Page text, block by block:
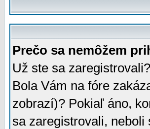
Prečo sa nemôžem
Už ste sa
Bola Vám na fóre
zobrazí)? Pokiaľ áno,
sa zaregistrovali,